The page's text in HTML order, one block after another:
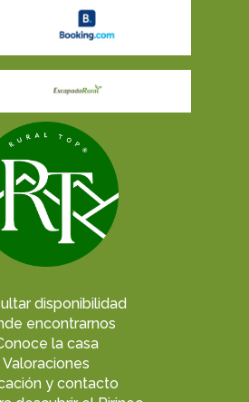
disponibilidad
encontrarnos
la casa
Valoraciones
y contacto